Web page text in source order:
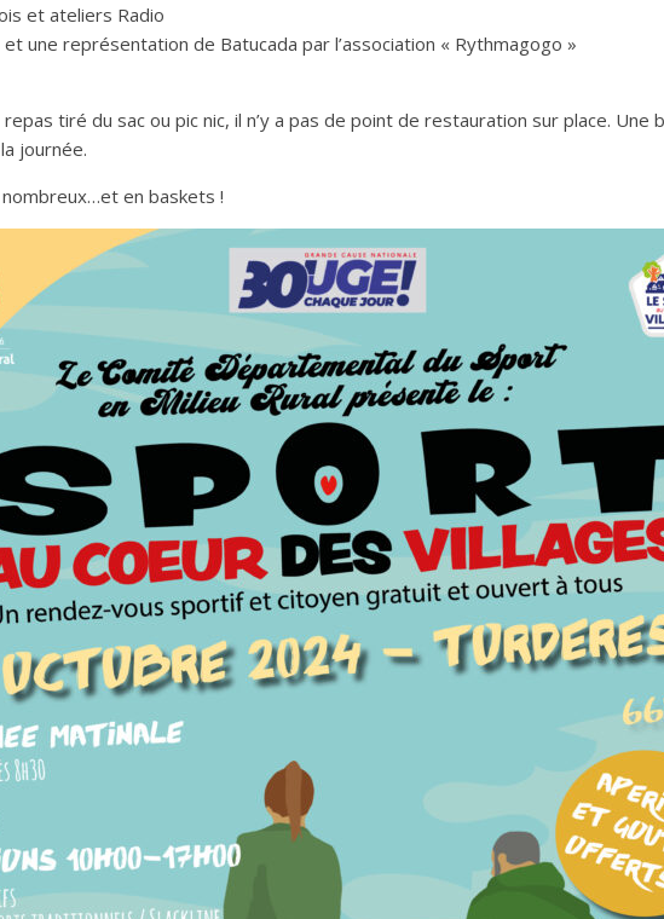
et ateliers Radio
une représentation de Batucada par l’association « Rythmagogo »
tiré du sac ou pic nic, il n’y a pas de point de restauration sur place.
journée.
en baskets !